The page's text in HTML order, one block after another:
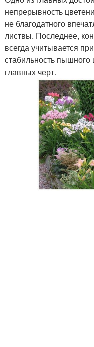
непрерывность
не благодатного
листвы. Последнее,
всегда учитывается
стабильность пышного
главных черт.